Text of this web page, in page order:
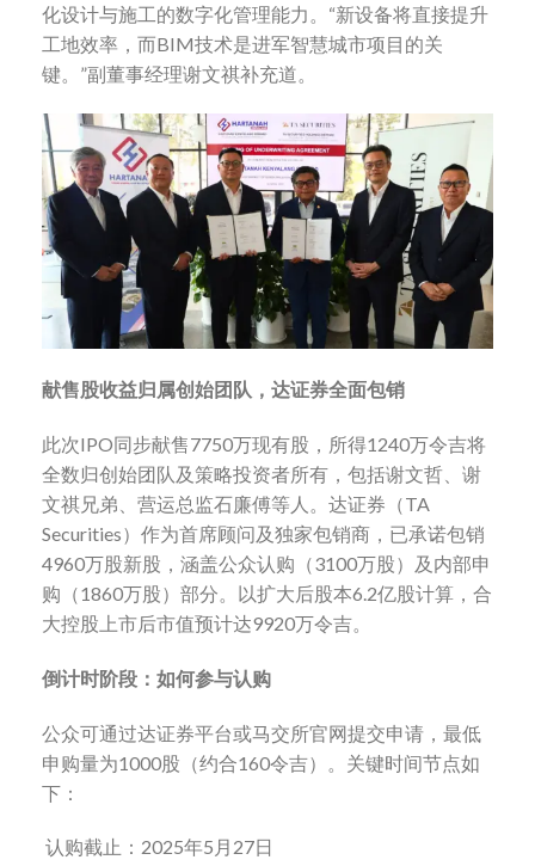
化设计与施工的数字化管理能力。“新设备将直接提升
工地效率，而BIM技术是进军智慧城市项目的关
键。”副董事经理谢文祺补充道。
献售股收益归属创始团队，达证券全面包销
此次IPO同步献售7750万现有股，所得1240万令吉将
全数归创始团队及策略投资者所有，包括谢文哲、谢
文祺兄弟、营运总监石廉傅等人。达证券（TA
Securities）作为首席顾问及独家包销商，已承诺包销
4960万股新股，涵盖公众认购（3100万股）及内部申
购（1860万股）部分。以扩大后股本6.2亿股计算，合
大控股上市后市值预计达9920万令吉。
倒计时阶段：如何参与认购
公众可通过达证券平台或马交所官网提交申请，最低
申购量为1000股（约合160令吉）。关键时间节点如
下：
认购截止：2025年5月27日